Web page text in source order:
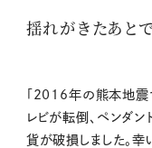
揺れがきたあと
「2016年の熊本地震
レビが転倒、ペンダン
貨が破損しました。幸